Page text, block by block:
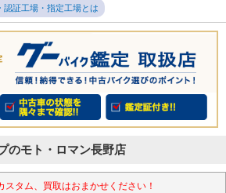
認証工場・指定工場とは
のモト・ロマン長野店
タム、買取はおまかせください！